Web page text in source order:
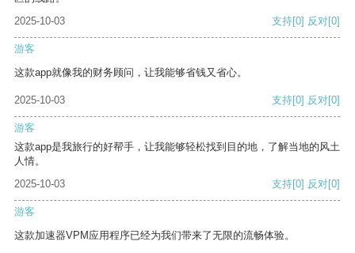
2025-10-03
支持[0] 反对[0]
游客
这款app就像我的财务顾问，让我能够省钱又省心。
2025-10-03 支持[0] 反对[0]
游客
这款app是我旅行的好帮手，让我能够轻松找到目的地，了解当地的风土
人情。
2025-10-03
支持[0] 反对[0]
游客
这款加速器VPM应用程序已经为我们带来了无限的流畅体验。